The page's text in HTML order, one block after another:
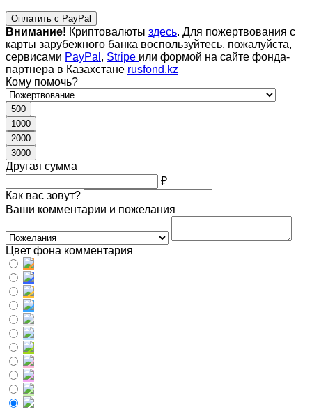
Оплатить с PayPal
Внимание! Криптовалюты здесь. Для пожертвования с
карты зарубежного банка воспользуйтесь, пожалуйста,
сервисами PayPal , Stripe или формой на сайте фонда-
партнера в Казахстане rusfond.kz
Кому помочь?
500
1000
2000
3000
Другая сумма
₽
Как вас зовут?
Ваши комментарии и пожелания
Цвет фона комментария